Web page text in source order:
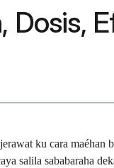
Dosis,
ku cara
salila